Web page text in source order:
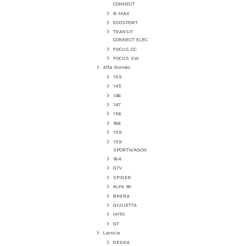
CONNECT
B-MAX
ECOSPORT
TRANSIT
CONNECT ELEC
FOCUS CC
FOCUS SW
Alfa Roméo
155
145
146
147
156
166
159
159
SPORTWAGON
164
GTV
SPIDER
ALFA 90
BRERA
GIULIETTA
MITO
GT
Lancia
DEDRA